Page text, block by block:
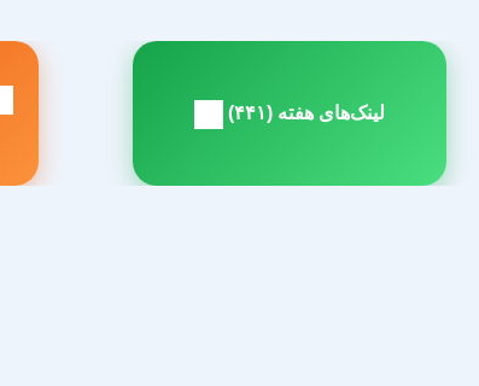
راهبری
مطلب
لینک‌های هفته (۴۴۱)